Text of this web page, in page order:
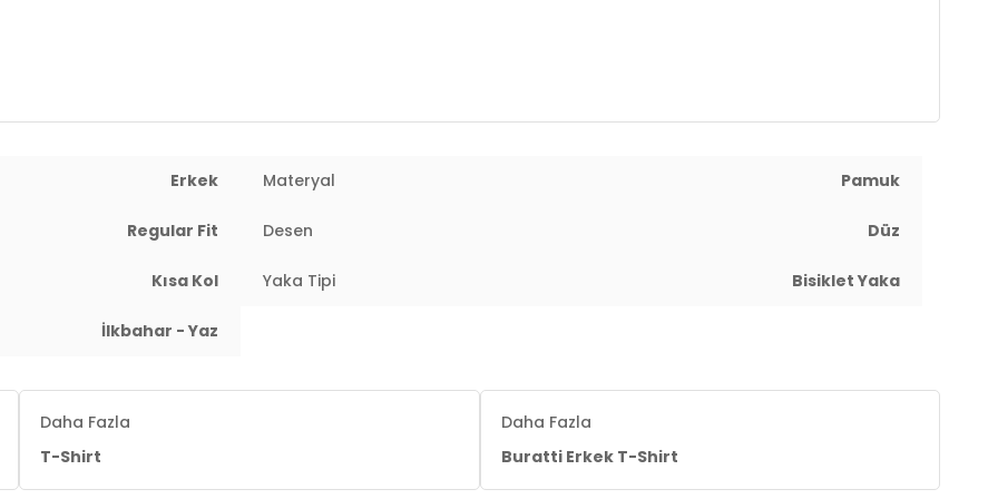
85 cm / Basen : 99 cm / Beden : L
Erkek Materyal Pamuk
Regular Fit Desen Düz
Kısa Kol Yaka Tipi Bisiklet Yaka
İlkbahar - Yaz
Daha Fazla
T-Shirt
Daha Fazla
Buratti Erkek T-Shirt